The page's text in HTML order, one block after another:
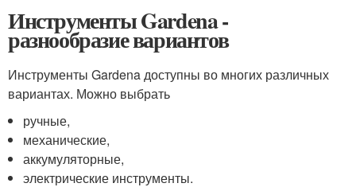
Инструменты Gardena -
разнообразие вариантов
Инструменты Gardena доступны во многих различных
вариантах. Можно выбрать
ручные,
механические,
аккумуляторные,
электрические инструменты.